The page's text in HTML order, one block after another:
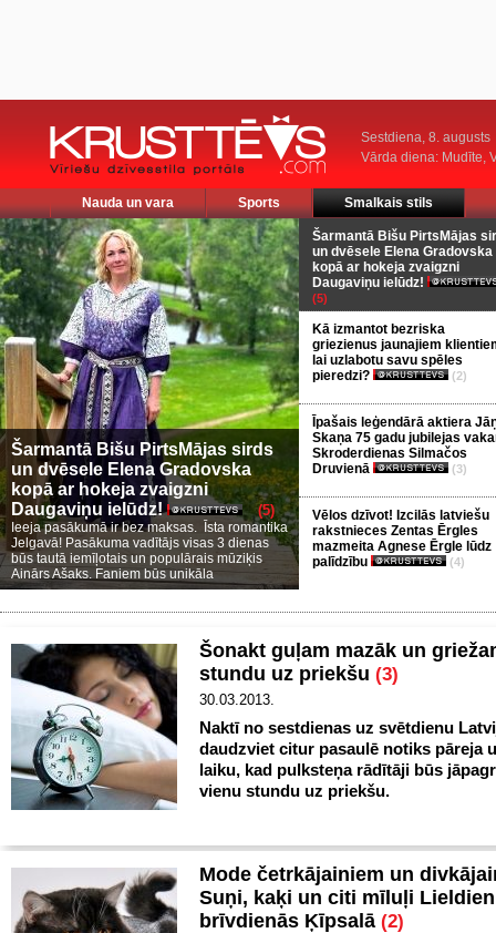
Sestdiena, 8. augusts
Vārda diena: Mudīte,
Nauda un vara Sports Smalkais stils
Šarmantā Bišu PirtsMājas sirds
un dvēsele Elena Gradovska
kopā ar hokeja zvaigzni
Daugaviņu ielūdz!
(5)
Ieeja pasākumā ir bez maksas. Īsta romantika
Jelgavā! Pasākuma vadītājs visas 3 dienas
būs tautā iemīļotais un populārais mūziķis
Ainārs Ašaks. Faniem būs unikāla
Šarmantā Bišu PirtsMājas
un dvēsele Elena Gradovska
kopā ar hokeja zvaigzni
Daugaviņu ielūdz!
(5)
Kā izmantot bezriska
griezienus jaunajiem
lai uzlabotu savu spēles
pieredzi?
(2)
Īpašais leģendārā aktiera
Skaņa 75 gadu jubilejas
Skroderdienas Silmačos
Druvienā
(3)
Vēlos dzīvot! Izcilās latviešu
rakstnieces Zentas Ērgles
mazmeita Agnese Ērgle lūdz
palīdzību
(4)
Šonakt guļam mazāk un
stundu uz priekšu (3)
30.03.2013.
Naktī no sestdienas uz svētdienu
daudzviet citur pasaulē notiks pāreja
laiku, kad pulksteņa rādītāji būs
vienu stundu uz priekšu.
Mode četrkājainiem un
Suņi, kaķi un citi mīluļi
brīvdienās Ķīpsalā (2)